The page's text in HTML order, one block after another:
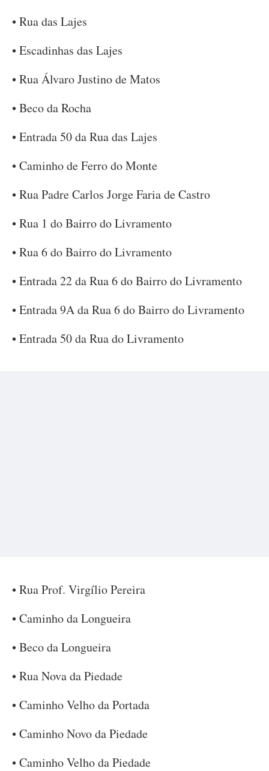
• Rua das Lajes
• Escadinhas das Lajes
• Rua Álvaro Justino de Matos
• Beco da Rocha
• Entrada 50 da Rua das Lajes
• Caminho de Ferro do Monte
• Rua Padre Carlos Jorge Faria de Castro
• Rua 1 do Bairro do Livramento
• Rua 6 do Bairro do Livramento
• Entrada 22 da Rua 6 do Bairro do Livramento
• Entrada 9A da Rua 6 do Bairro do Livramento
• Entrada 50 da Rua do Livramento
• Rua Prof. Virgílio Pereira
• Caminho da Longueira
• Beco da Longueira
• Rua Nova da Piedade
• Caminho Velho da Portada
• Caminho Novo da Piedade
• Caminho Velho da Piedade